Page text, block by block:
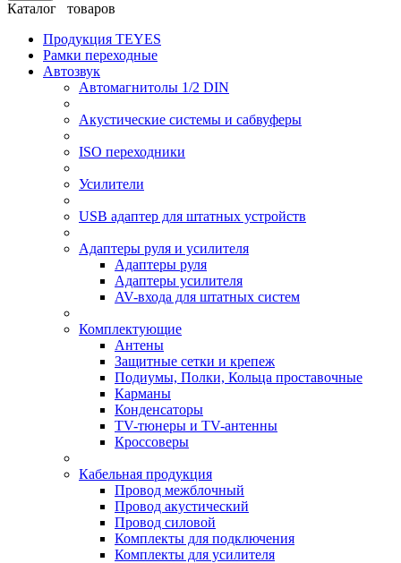
Каталог товаров
Продукция TEYES
Рамки переходные
Автозвук
Автомагнитолы 1/2 DIN
Акустические системы и сабвуферы
ISO переходники
Усилители
USB адаптер для штатных устройств
Адаптеры руля и усилителя
Адаптеры руля
Адаптеры усилителя
AV-входа для штатных систем
Комплектующие
Антены
Защитные сетки и крепеж
Подиумы, Полки, Кольца проставочные
Карманы
Конденсаторы
TV-тюнеры и TV-антенны
Кроссоверы
Кабельная продукция
Провод межблочный
Провод акустический
Провод силовой
Комплекты для подключения
Комплекты для усилителя